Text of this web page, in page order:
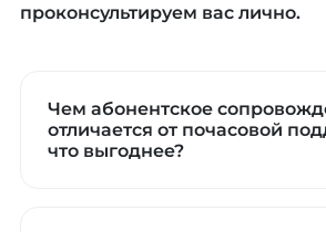
проконсультируем вас лично.
Чем абонентское
отличается от почасовой
что выгоднее?